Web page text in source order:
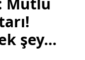
şey…